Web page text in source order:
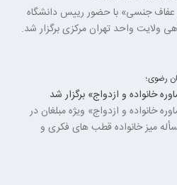
جنسی» با حضور رییس دانشگاه
ولایت واحد تهران مرکزی برگزار شد.
رضوی؛
خانواده و ازدواج» برگزار شد
خانواده و ازدواج» ویژه مبلغان در
میز خانواده قطب های فکری و